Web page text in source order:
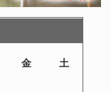
金 土